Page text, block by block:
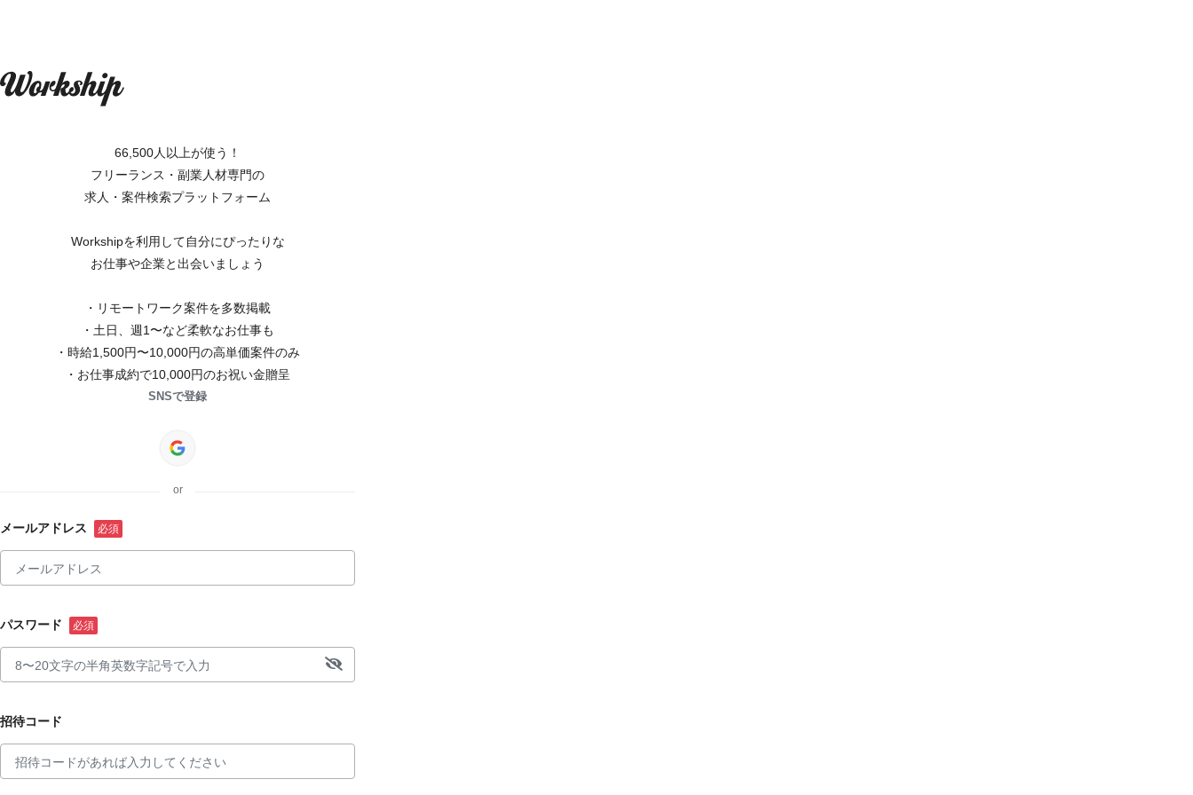
66,500人以上が使う！
フリーランス・副業人材専門の
求人・案件検索プラットフォーム
Workshipを利用して自分にぴったりな
お仕事や企業と出会いましょう
・リモートワーク案件を多数掲載
・土日、週1〜など柔軟なお仕事も
・時給1,500円〜10,000円の高単価案件のみ
・お仕事成約で10,000円のお祝い金贈呈
SNSで登録
or
メールアドレス
パスワード
招待コード